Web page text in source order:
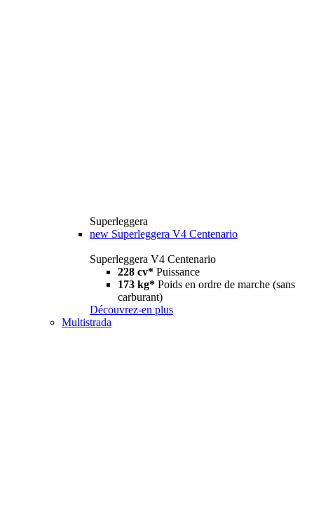
Superleggera
new Superleggera V4 Centenario
Superleggera V4 Centenario
228 cv* Puissance
173 kg* Poids en ordre de marche (sans
carburant)
Découvrez-en plus
Multistrada